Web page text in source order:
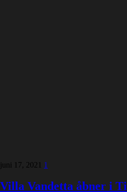
juni 17, 2021 1
Villa Vandetta åbner i